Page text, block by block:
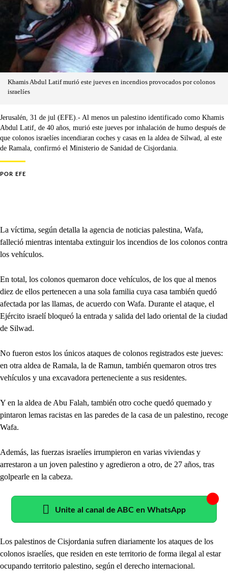
Khamis Abdul Latif murió este jueves en incendios provocados por colonos
israelíes
Jerusalén, 31 de jul (EFE).- Al menos un palestino identificado como Khamis
Abdul Latif, de 40 años, murió este jueves por inhalación de humo después de
que colonos israelíes incendiaran coches y casas en la aldea de Silwad, al este
de Ramala, confirmó el Ministerio de Sanidad de Cisjordania.
POR EFE
La víctima, según detalla la agencia de noticias palestina, Wafa,
falleció mientras intentaba extinguir los incendios de los colonos contra
los vehículos.
En total, los colonos quemaron doce vehículos, de los que al menos
diez de ellos pertenecen a una sola familia cuya casa también quedó
afectada por las llamas, de acuerdo con Wafa. Durante el ataque, el
Ejército israelí bloqueó la entrada y salida del lado oriental de la ciudad
de Silwad.
No fueron estos los únicos ataques de colonos registrados este jueves:
en otra aldea de Ramala, la de Ramun, también quemaron otros tres
vehículos y una excavadora perteneciente a sus residentes.
Y en la aldea de Abu Falah, también otro coche quedó quemado y
pintaron lemas racistas en las paredes de la casa de un palestino, recoge
Wafa.
Además, las fuerzas israelíes irrumpieron en varias viviendas y
arrestaron a un joven palestino y agredieron a otro, de 27 años, tras
golpearle en la cabeza.
Unite al canal de ABC en WhatsApp
Los palestinos de Cisjordania sufren diariamente los ataques de los
colonos israelíes, que residen en este territorio de forma ilegal al estar
ocupando territorio palestino, según el derecho internacional.